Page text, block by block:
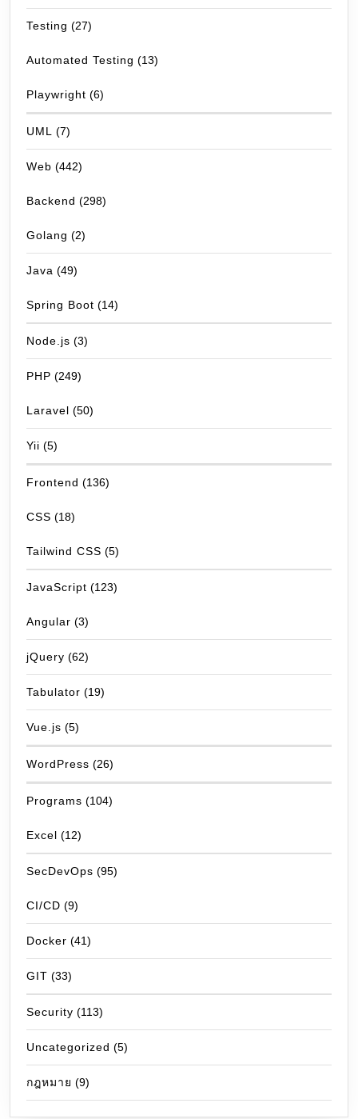
Testing (27)
Automated Testing (13)
Playwright (6)
UML (7)
Web (442)
Backend (298)
Golang (2)
Java (49)
Spring Boot (14)
Node.js (3)
PHP (249)
Laravel (50)
Yii (5)
Frontend (136)
CSS (18)
Tailwind CSS (5)
JavaScript (123)
Angular (3)
jQuery (62)
Tabulator (19)
Vue.js (5)
WordPress (26)
Programs (104)
Excel (12)
SecDevOps (95)
CI/CD (9)
Docker (41)
GIT (33)
Security (113)
Uncategorized (5)
กฎหมาย (9)